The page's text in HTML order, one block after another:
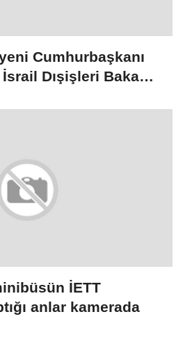
Cumhurbaşkanı
Dışişleri Bakanı
İETT
anlar kamerada